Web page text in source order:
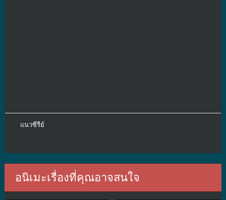
แนวซีรีย์
อนิเมะเรื่องที่คุณอาจสนใจ